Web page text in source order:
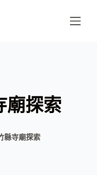
廟探索
縣寺廟探索